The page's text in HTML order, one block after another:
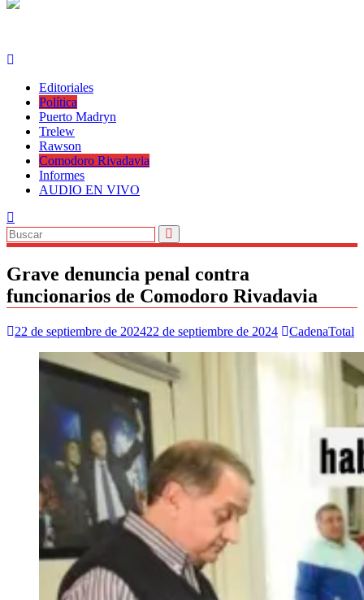
Editoriales
Política
Puerto Madryn
Trelew
Rawson
Comodoro Rivadavia
Informes
AUDIO EN VIVO
Grave denuncia penal contra
funcionarios de Comodoro Rivadavia
22 de septiembre de 202422 de septiembre de 2024 CadenaTotal